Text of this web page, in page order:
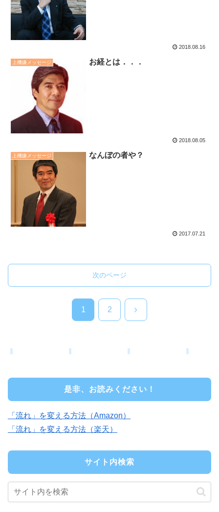
2018.08.16
上機嫌メッセージ お経とは．．．
2018.08.05
上機嫌メッセージ なんぼの者や？
2017.07.21
次のページ
1 2 次
是非、お読みください！
「流れ」を変える方法（Amazon）
「流れ」を変える方法（楽天）
サイト内検索